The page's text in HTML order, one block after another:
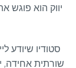
יווק הוא
סטודיו שיודע
שורתית אחידה,